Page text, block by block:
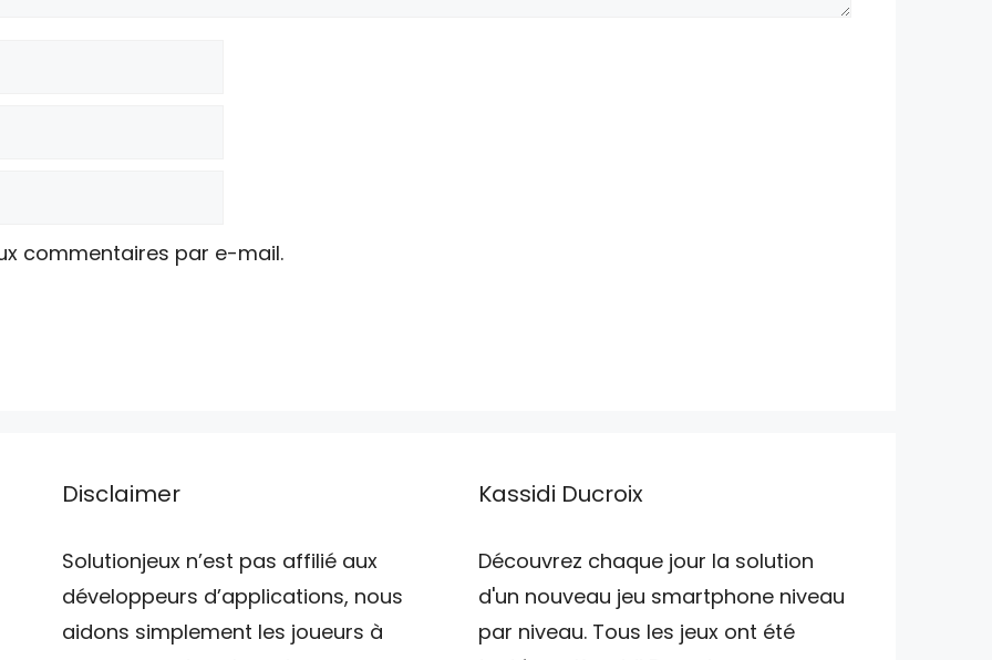
commentaires par e-mail.
Disclaimer
Solutionjeux n’est pas affilié aux
développeurs d’applications, nous
aidons simplement les joueurs à
Kassidi Ducroix
Découvrez chaque jour la solution
d'un nouveau jeu smartphone niveau
par niveau. Tous les jeux ont été